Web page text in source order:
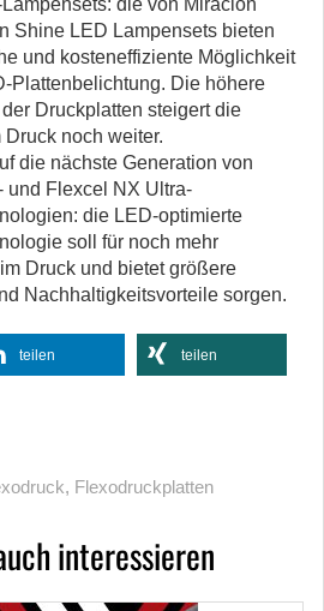
die von Miraclon
Shine LED Lampensets bieten
und kosteneffiziente Möglichkeit
Plattenbelichtung. Die höhere
Druckplatten steigert die
Druck noch weiter.
die nächste Generation von
und Flexcel NX Ultra-
die LED-optimierte
soll für noch mehr
Druck und bietet größere
Nachhaltigkeitsvorteile sorgen.
teilen teilen
, Flexodruckplatten
interessieren